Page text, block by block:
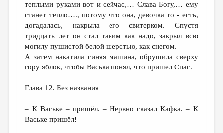
теплыми руками вот и сейчас,… Слава Богу,… ему
станет тепло…., потому что она, девочка то - есть,
догадалась, накрыла его свитерком. Спустя
тридцать лет он стал таким как надо, закрыл всю
могилу пушистой белой шерстью, как снегом.
А затем накатила синяя машина, обрушила сверху
гору яблок, чтобы Васька понял, что пришел Спас.
Глава 12. Без названия
– К Ваське – пришёл. – Нервно сказал Кафка. – К
Ваське пришёл!